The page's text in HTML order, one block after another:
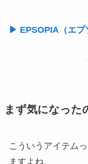
▶ EPSOPIA（エプ
まず気になった
こういうアイテム
ますよね。